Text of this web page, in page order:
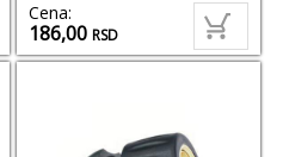
Cena:
186,00RSD